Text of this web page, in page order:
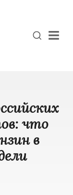
что
в